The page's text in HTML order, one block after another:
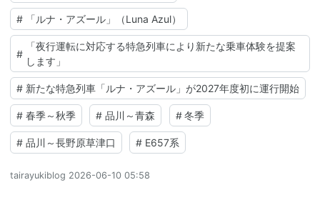
# 「ルナ・アズール」（Luna Azul）
#
「夜行運転に対応する特急列車により新たな乗車体験を提案
します」
# 新たな特急列車「ルナ・アズール」が2027年度初に運行開始
# 春季～秋季 # 品川～青森 # 冬季
# 品川～長野原草津口 # E657系
tairayukiblog 2026-06-10 05:58